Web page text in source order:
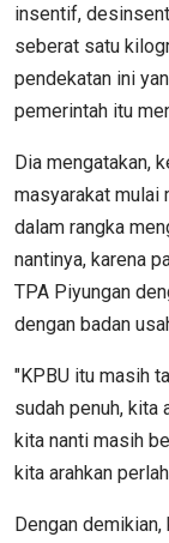
insentif,
seberat satu
pendekatan ini
pemerintah itu
Dia mengatakan,
masyarakat mulai
dalam rangka
nantinya, karena
TPA Piyungan
dengan badan
"KPBU itu masih
sudah penuh, kita
kita nanti masih
kita arahkan
Dengan